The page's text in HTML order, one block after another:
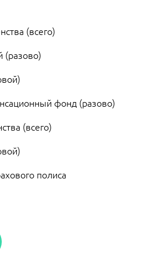
(всего)
(разово)
фонд (разово)
(всего)
полиса